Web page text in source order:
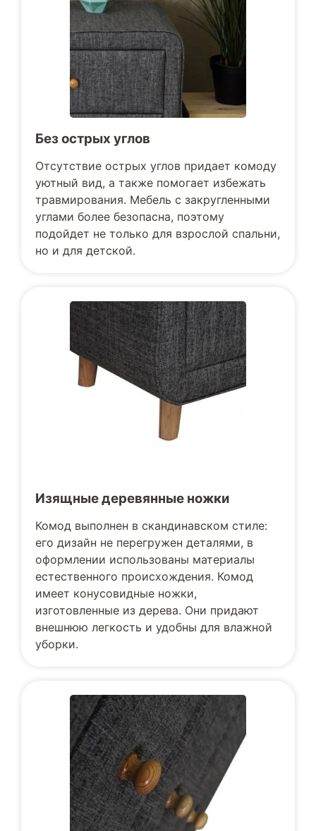
Без острых углов
Отсутствие острых углов придает комоду
уютный вид, а также помогает избежать
травмирования. Мебель с закругленными
углами более безопасна, поэтому
подойдет не только для взрослой спальни,
но и для детской.
Изящные деревянные ножки
Комод выполнен в скандинавском стиле:
его дизайн не перегружен деталями, в
оформлении использованы материалы
естественного происхождения. Комод
имеет конусовидные ножки,
изготовленные из дерева. Они придают
внешнюю легкость и удобны для влажной
уборки.